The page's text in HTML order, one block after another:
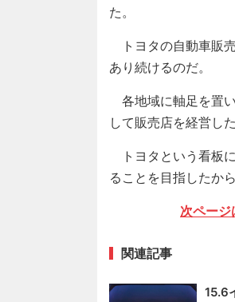
た。
トヨタの自動車販
あり続けるのだ。
各地域に軸足を置
して販売店を経営した
トヨタという看板
ることを目指したか
次ペー
関連記事
15.6